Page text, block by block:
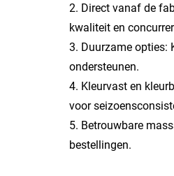
2. Direct vanaf de
kwaliteit en
3. Duurzame opties:
ondersteunen.
4. Kleurvast en
voor
5. Betrouwbare
bestellingen.